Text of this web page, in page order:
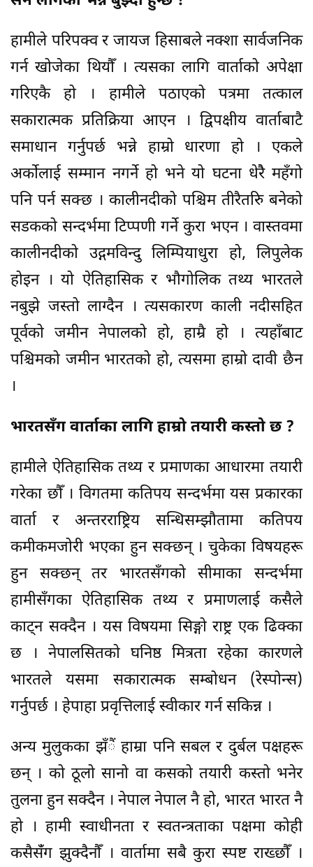
हामीले परिपक्व र जायज हिसाबले नक्शा सार्वजनिक
गर्न खोजेका थियौँ । त्यसका लागि वार्ताको अपेक्षा
गरिएकै हो । हामीले पठाएको पत्रमा तत्काल
सकारात्मक प्रतिक्रिया आएन । द्विपक्षीय वार्ताबाटै
समाधान गर्नुपर्छ भन्ने हाम्रो धारणा हो । एकले
अर्काेलाई सम्मान नगर्ने हो भने यो घटना धेरैे महँगो
पनि पर्न सक्छ । कालीनदीको पश्चिम तीरैतरिु बनेको
सडकको सन्दर्भमा टिप्पणी गर्ने कुरा भएन । वास्तवमा
कालीनदीको उद्गमविन्दु लिम्पियाधुरा हो, लिपुलेक
होइन । यो ऐतिहासिक र भौगोलिक तथ्य भारतले
नबुझे जस्तो लाग्दैन । त्यसकारण काली नदीसहित
पूर्वको जमीन नेपालको हो, हाम्रै हो । त्यहाँबाट
पश्चिमको जमीन भारतको हो, त्यसमा हाम्रो दावी छैन
।
भारतसँग वार्ताका लागि हाम्रो तयारी कस्तो छ ?
हामीले ऐतिहासिक तथ्य र प्रमाणका आधारमा तयारी
गरेका छौँ । विगतमा कतिपय सन्दर्भमा यस प्रकारका
वार्ता र अन्तरराष्ट्रिय सन्धिसम्झौतामा कतिपय
कमीकमजोरी भएका हुन सक्छन् । चुकेका विषयहरू
हुन सक्छन् तर भारतसँगको सीमाका सन्दर्भमा
हामीसँगका ऐतिहासिक तथ्य र प्रमाणलाई कसैले
काट्न सक्दैन । यस विषयमा सिङ्गो राष्ट्र एक ढिक्का
छ । नेपालसितको घनिष्ठ मित्रता रहेका कारणले
भारतले यसमा सकारात्मक सम्बोधन (रेस्पोन्स)
गर्नुपर्छ । हेपाहा प्रवृत्तिलाई स्वीकार गर्न सकिन्न ।
अन्य मुलुकका झँैं हाम्रा पनि सबल र दुर्बल पक्षहरू
छन् । को ठूलो सानो वा कसको तयारी कस्तो भनेर
तुलना हुन सक्दैन । नेपाल नेपाल नै हो, भारत भारत नै
हो । हामी स्वाधीनता र स्वतन्त्रताका पक्षमा कोही
कसैसंँग झुक्दैनौँ । वार्तामा सबै कुरा स्पष्ट राख्छौँ ।